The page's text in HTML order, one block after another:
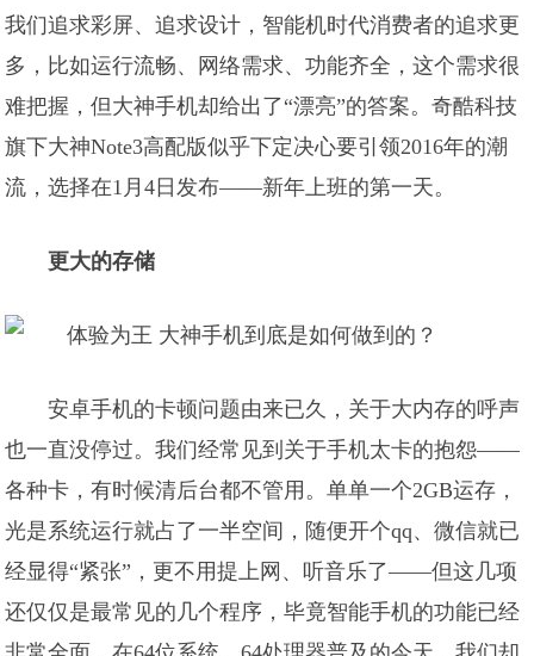
我们追求彩屏、追求设计，智能机时代消费者的追求更
多，比如运行流畅、网络需求、功能齐全，这个需求很
难把握，但大神手机却给出了“漂亮”的答案。奇酷科技
旗下大神Note3高配版似乎下定决心要引领2016年的潮
流，选择在1月4日发布——新年上班的第一天。
更大的存储
安卓手机的卡顿问题由来已久，关于大内存的呼声
也一直没停过。我们经常见到关于手机太卡的抱怨——
各种卡，有时候清后台都不管用。单单一个2GB运存，
光是系统运行就占了一半空间，随便开个qq、微信就已
经显得“紧张”，更不用提上网、听音乐了——但这几项
还仅仅是最常见的几个程序，毕竟智能手机的功能已经